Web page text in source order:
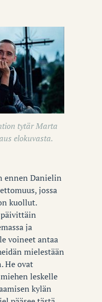
tytär Marta
elokuvasta.
ennen Danielin
jossa
kuollut.
ja
voineet antaa
mielestään
He ovat
leskelle
kylän